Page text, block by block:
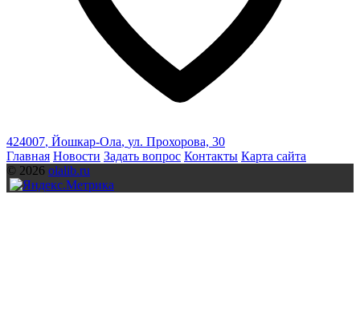
424007, Йошкар-Ола, ул. Прохорова, 30
Главная Новости Задать вопрос Контакты Карта сайта
© 2026 olalib.ru